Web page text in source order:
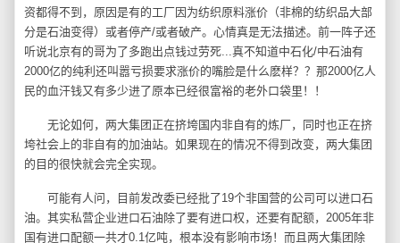
资都得不到，原因是有的工厂因为纺织原料涨价（非棉的纺织品大部
分是石油变得）或者停产/或者破产。心情真是无法描述。前一阵子还
听说北京有的哥为了多跑出点钱过劳死...真不知道中石化/中石油有
2000亿的纯利还叫嚣亏损要求涨价的嘴脸是什么麽样？？那2000亿人
民的血汗钱又有多少进了原本已经很富裕的老外口袋里！！
无论如何，两大集团正在挤垮国内非自有的炼厂，同时也正在挤
垮社会上的非自有的加油站。如果现在的情况不得到改变，两大集团
的目的很快就会完全实现。
可能有人问，目前发改委已经批了19个非国营的公司可以进口石
油。其实私营企业进口石油除了要有进口权，还要有配额，2005年非
国有进口配额一共才0.1亿吨，根本没有影响市场！而且两大集团除